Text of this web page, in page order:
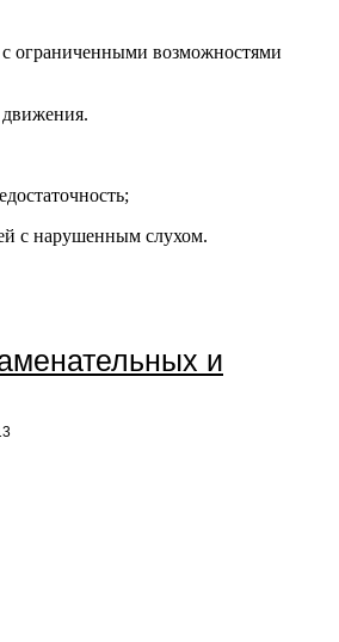
с ограниченными возможностями
с нарушенным слухом.
и